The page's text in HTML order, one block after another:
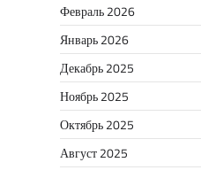
Февраль 2026
Январь 2026
Декабрь 2025
Ноябрь 2025
Октябрь 2025
Август 2025